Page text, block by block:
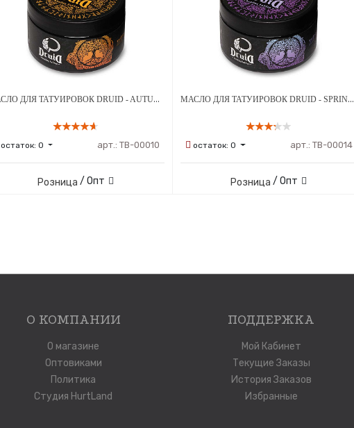
МАСЛО ДЛЯ ТАТУИРОВОК DRUID - AUTUMN SERIES ПЕРСИК 250 МЛ
остаток:0 арт.: ТВ-00010
Розница / Опт
МАСЛО ДЛЯ ТАТУИРОВОК DRUID - SPRING SERIES МЕНТОЛ 250 МЛ
остаток:0 арт.: ТВ-00014
Розница / Опт
О КОМПАНИИ
О магазине
Оптовиками
Политика
Студия HurtLand
ПОДДЕРЖКА
Мой Кабинет
Текущие Заказы
История Заказов
Избранные